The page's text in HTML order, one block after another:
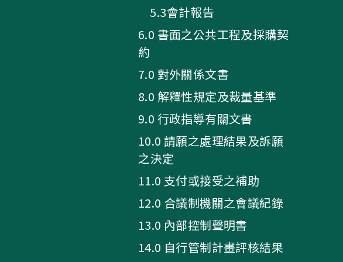
5.3會計報告
6.0 書面之公共工程及採購契
約
7.0 對外關係文書
8.0 解釋性規定及裁量基準
9.0 行政指導有關文書
10.0 請願之處理結果及訴願
之決定
11.0 支付或接受之補助
12.0 合議制機關之會議紀錄
13.0 內部控制聲明書
14.0 自行管制計畫評核結果